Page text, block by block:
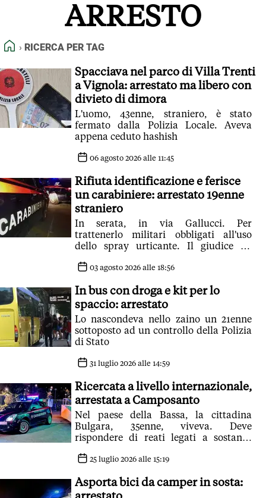
FEED RSS
NORMATIVE DEONTOLOGICHE
TERMINI e CONDIZIONI
ARRESTO
HOME
RICERCA PER TAG
Spacciava nel parco di Villa Trenti
a Vignola: arrestato ma libero con
divieto di dimora
L'uomo, 43enne, straniero, è stato
fermato dalla Polizia Locale. Aveva
appena ceduto hashish
06 agosto 2026 alle 11:45
Rifiuta identificazione e ferisce
un carabiniere: arrestato 19enne
straniero
In serata, in via Gallucci. Per
trattenerlo militari obbligati all'uso
dello spray urticante. Il giudice ha
03 agosto 2026 alle 18:56
In bus con droga e kit per lo
spaccio: arrestato
Lo nascondeva nello zaino un 21enne
sottoposto ad un controllo della Polizia
di Stato
31 luglio 2026 alle 14:59
Ricercata a livello internazionale,
arrestata a Camposanto
Nel paese della Bassa, la cittadina
Bulgara, 35enne, viveva. Deve
rispondere di reati legati a sostanze
25 luglio 2026 alle 15:19
Asporta bici da camper in sosta: